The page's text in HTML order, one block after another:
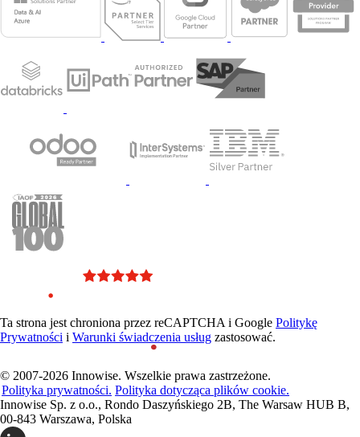
Ta strona jest chroniona przez reCAPTCHA i Google Politykę
Prywatności i Warunki świadczenia usług zastosować.
© 2007-2026 Innowise. Wszelkie prawa zastrzeżone.
Polityka prywatności. Polityka dotycząca plików cookie.
Innowise Sp. z o.o., Rondo Daszyńskiego 2B, The Warsaw HUB B,
00-843 Warszawa, Polska